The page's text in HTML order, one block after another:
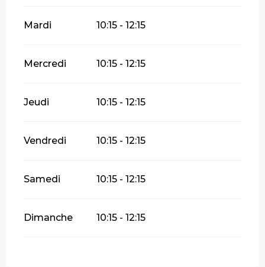
Mardi 10:15 - 12:15
Mercredi 10:15 - 12:15
Jeudi 10:15 - 12:15
Vendredi 10:15 - 12:15
Samedi 10:15 - 12:15
Dimanche 10:15 - 12:15